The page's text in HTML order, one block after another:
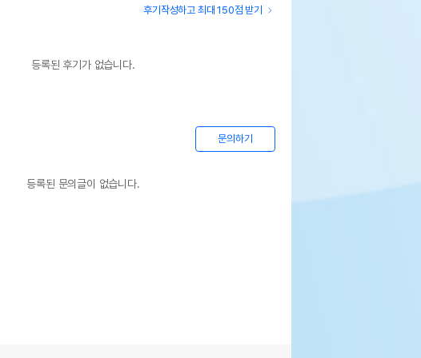
후기작성하고 최대 150점 받기
등록된 후기가 없습니다.
문의하기
등록된 문의글이 없습니다.